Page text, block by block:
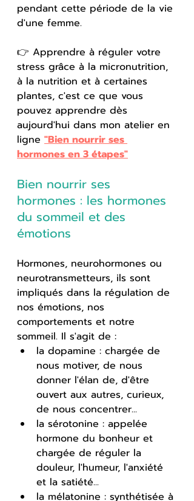
pendant cette période de la vie
d'une femme.
👉 Apprendre à réguler votre
stress grâce à la micronutrition,
à la nutrition et à certaines
plantes, c'est ce que vous
pouvez apprendre dès
aujourd'hui dans mon atelier en
ligne "Bien nourrir ses
hormones en 3 étapes"
Bien nourrir ses
hormones : les hormones
du sommeil et des
émotions
Hormones, neurohormones ou
neurotransmetteurs, ils sont
impliqués dans la régulation de
nos émotions, nos
comportements et notre
sommeil. Il s'agit de :
la dopamine : chargée de
nous motiver, de nous
donner l'élan de, d'être
ouvert aux autres, curieux,
de nous concentrer...
la sérotonine : appelée
hormone du bonheur et
chargée de réguler la
douleur, l'humeur, l'anxiété
et la satiété...
la mélatonine : synthétisée à